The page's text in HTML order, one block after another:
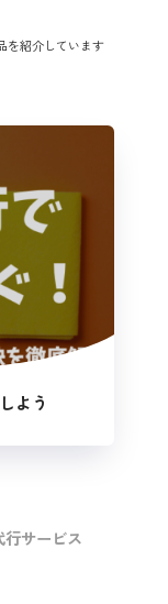
を紹介しています
よう
行サービス